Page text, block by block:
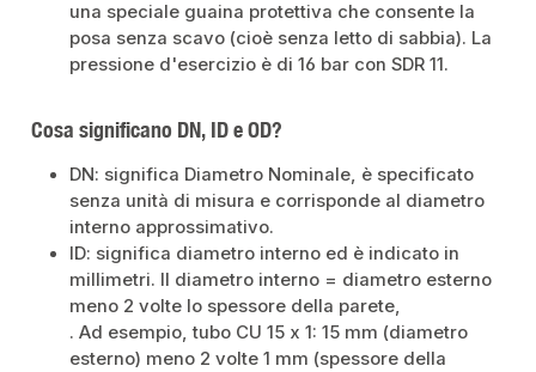
una speciale guaina protettiva che consente la
posa senza scavo (cioè senza letto di sabbia). La
pressione d'esercizio è di 16 bar con SDR 11.
Cosa significano DN, ID e OD?
DN: significa Diametro Nominale, è specificato
senza unità di misura e corrisponde al diametro
interno approssimativo.
ID: significa diametro interno ed è indicato in
millimetri. Il diametro interno = diametro esterno
meno 2 volte lo spessore della parete,
. Ad esempio, tubo CU 15 x 1: 15 mm (diametro
esterno) meno 2 volte 1 mm (spessore della